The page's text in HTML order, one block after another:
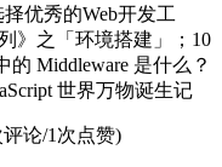
优秀的Web开发工
》之「环境搭建」；10
的 Middleware 是什么？
世界万物诞生记
评论/1次点赞)